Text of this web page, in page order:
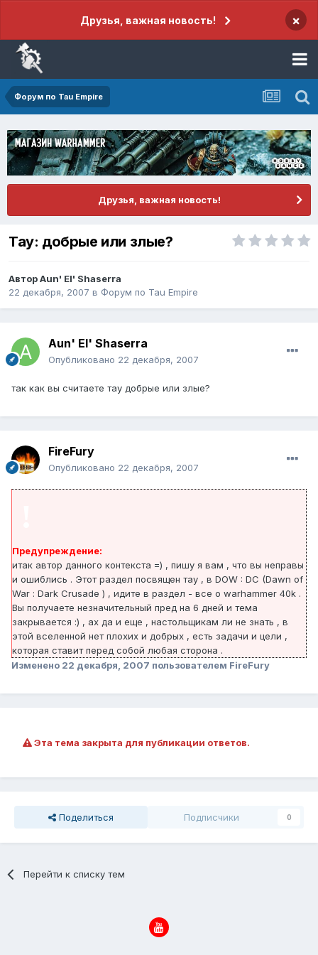
Друзья, важная новость! ×
Форум по Tau Empire
Друзья, важная новость!
Тау: добрые или злые?
АвторAun' El' Shaserra
22 декабря, 2007 в Форум по Tau Empire
Aun' El' Shaserra
Опубликовано 22 декабря, 2007
так как вы считаете тау добрые или злые?
FireFury
Опубликовано 22 декабря, 2007
Предупреждение:
итак автор данного контекста =) , пишу я вам , что вы неправы
и ошиблись . Этот раздел посвящен тау , в DOW : DC (Dawn of
War : Dark Crusade ) , идите в раздел - все о warhammer 40k .
Вы получаете незначительный пред на 6 дней и тема
закрывается :) , ах да и еще , настольщикам ли не знать , в
этой вселенной нет плохих и добрых , есть задачи и цели ,
которая ставит перед собой любая сторона .
Изменено 22 декабря, 2007 пользователем FireFury
Эта тема закрыта для публикации ответов.
Поделиться Подписчики 0
Перейти к списку тем